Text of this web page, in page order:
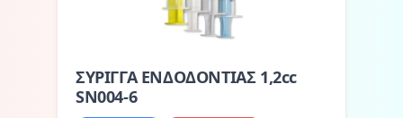
ΣΥΡΙΓΓΑ ΕΝΔΟΔΟΝΤΙΑΣ 1,2cc
SN004-6